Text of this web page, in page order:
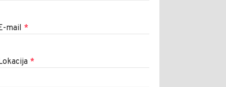
mail *
*